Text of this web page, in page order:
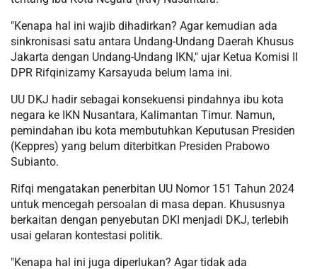
"Kenapa hal ini wajib dihadirkan? Agar kemudian ada
sinkronisasi satu antara Undang-Undang Daerah Khusus
Jakarta dengan Undang-Undang IKN," ujar Ketua Komisi II
DPR Rifqinizamy Karsayuda belum lama ini.
UU DKJ hadir sebagai konsekuensi pindahnya ibu kota
negara ke IKN Nusantara, Kalimantan Timur. Namun,
pemindahan ibu kota membutuhkan Keputusan Presiden
(Keppres) yang belum diterbitkan Presiden Prabowo
Subianto.
Rifqi mengatakan penerbitan UU Nomor 151 Tahun 2024
untuk mencegah persoalan di masa depan. Khususnya
berkaitan dengan penyebutan DKI menjadi DKJ, terlebih
usai gelaran kontestasi politik.
"Kenapa hal ini juga diperlukan? Agar tidak ada